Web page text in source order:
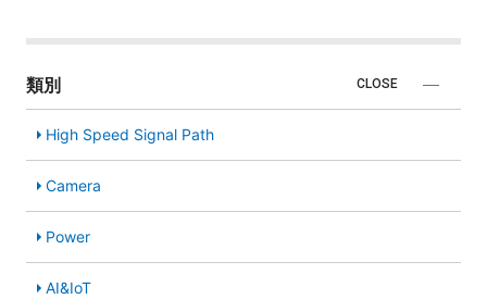
類別 CLOSE
High Speed Signal Path
Camera
Power
AI&IoT